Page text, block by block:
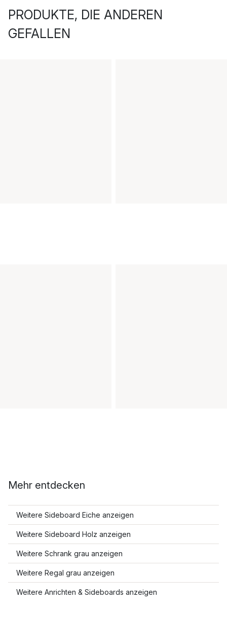
PRODUKTE, DIE ANDEREN
GEFALLEN
Mehr entdecken
Weitere Sideboard Eiche anzeigen
Weitere Sideboard Holz anzeigen
Weitere Schrank grau anzeigen
Weitere Regal grau anzeigen
Weitere Anrichten & Sideboards anzeigen